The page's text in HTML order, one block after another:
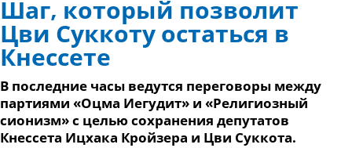
Шаг, который позволит
Цви Суккоту остаться в
Кнессете
В последние часы ведутся переговоры между
партиями «Оцма Иегудит» и «Религиозный
сионизм» с целью сохранения депутатов
Кнессета Ицхака Кройзера и Цви Суккота.